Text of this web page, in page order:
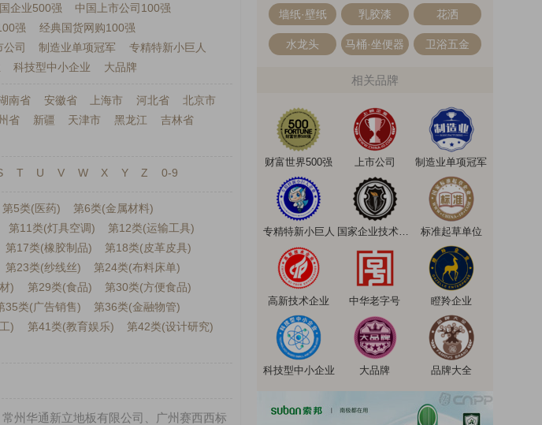
企业500强
中国上市公司100强
强
经典国货网购100强
公司 制造业单项冠军
专精特新小巨人
科技型中小企业 大品牌
南省 安徽省 上海市 河北省
北京市
省 新疆 天津市 黑龙江
吉林省
T U V W X Y Z 0-9
第5类(医药)
第6类(金属材料)
第11类(灯具空调)
第12类(运输工具)
第17类(橡胶制品)
第18类(皮革皮具)
第23类(纱线丝)
第24类(布料床单)
) 第29类(食品)
第30类(方便食品)
35类(广告销售)
第36类(金融物管)
) 第41类(教育娱乐)
第42类(设计研究)
州华通新立地板有限公司、广州赛西西标
墙纸·壁纸 乳胶漆 花洒
水龙头 马桶·坐便器 卫浴五金
相关品牌
财富世界500强 上市公司 制造业单项冠军
专精特新小巨人 国家企业技术中心 标准起草单位
高新技术企业 中华老字号 瞪羚企业
科技型中小企业 大品牌 品牌大全